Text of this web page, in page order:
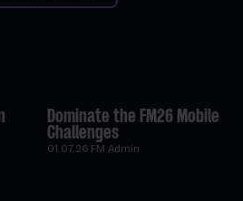
Dominate the FM26 Mobile
Challenges
01.07.26 FM Admin